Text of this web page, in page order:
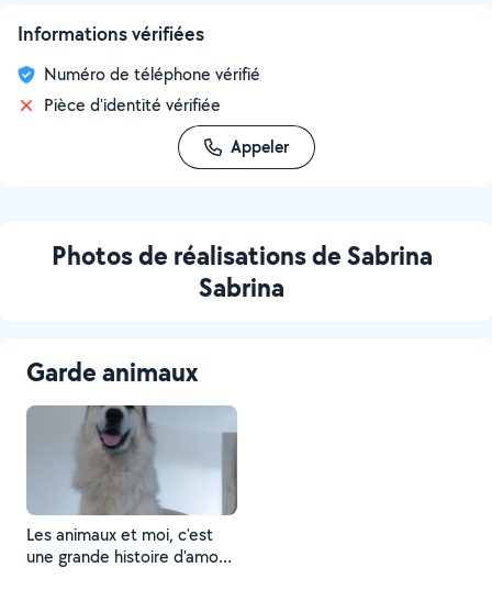
Informations vérifiées
Numéro de téléphone vérifié
Pièce d'identité vérifiée
Appeler
Photos de réalisations de Sabrina
Sabrina
Garde animaux
Les animaux et moi, c'est
une grande histoire d'amour,